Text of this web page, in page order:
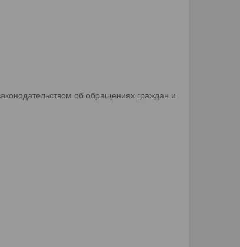
об обращениях граждан и